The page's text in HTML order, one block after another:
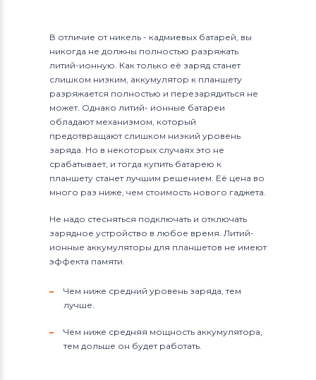
В отличие от никель - кадмиевых батарей, вы
никогда не должны полностью разряжать
литий-ионную. Как только её заряд станет
слишком низким, аккумулятор к планшету
разряжается полностью и перезарядиться не
может. Однако литий- ионные батареи
обладают механизмом, который
предотвращают слишком низкий уровень
заряда. Но в некоторых случаях это не
срабатывает, и тогда купить батарею к
планшету станет лучшим решением. Её цена во
много раз ниже, чем стоимость нового гаджета.
Не надо стесняться подключать и отключать
зарядное устройство в любое время. Литий-
ионные аккумуляторы для планшетов не имеют
эффекта памяти.
Чем ниже средний уровень заряда, тем
лучше.
Чем ниже средняя мощность аккумулятора,
тем дольше он будет работать.